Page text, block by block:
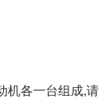
机各一台组成,请